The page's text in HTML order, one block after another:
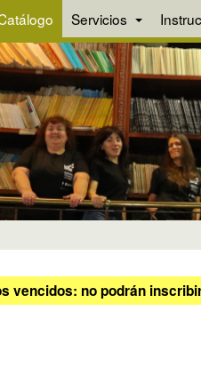
Servicios
vencidos: no podrán